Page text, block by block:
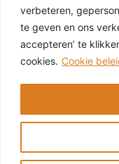
verbeteren,
te geven en ons
accepteren’ te
cookies. Cookie
© 2025 - GSM
voorbehouden |